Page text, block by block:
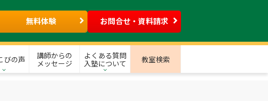
無料体験 お問合せ・資料請求
びの声
講師からの
メッセージ
よくある質問
入塾について
教室検索